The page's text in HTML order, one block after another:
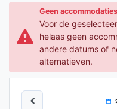
Geen
Voor de
helaas geen
andere datums of
alternatieven.